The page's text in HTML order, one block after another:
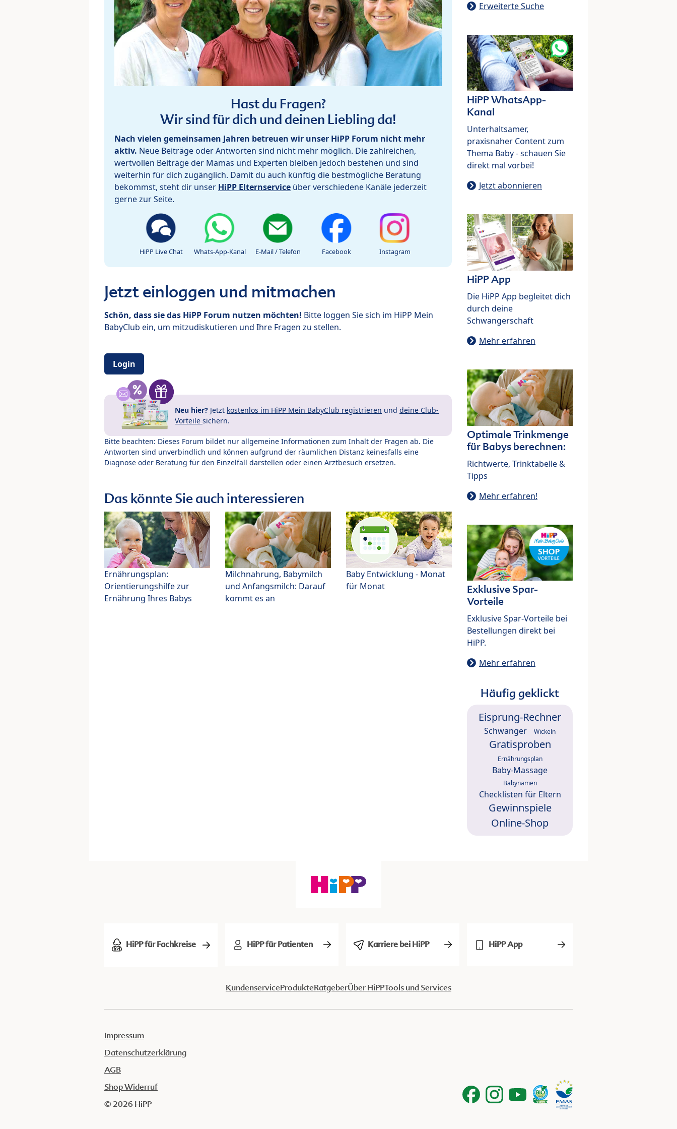
Hast du Fragen?
Wir sind für dich und deinen Liebling da!
Nach vielen gemeinsamen Jahren betreuen wir unser HiPP Forum nicht mehr
aktiv. Neue Beiträge oder Antworten sind nicht mehr möglich. Die zahlreichen,
wertvollen Beiträge der Mamas und Experten bleiben jedoch bestehen und sind
weiterhin für dich zugänglich. Damit du auch künftig die bestmögliche Beratung
bekommst, steht dir unser HiPP Elternservice über verschiedene Kanäle jederzeit
gerne zur Seite.
HiPP Live Chat Whats-App-Kanal E-Mail / Telefon Facebook Instagram
Jetzt einloggen und mitmachen
Schön, dass sie das HiPP Forum nutzen möchten! Bitte loggen Sie sich im HiPP Mein
BabyClub ein, um mitzudiskutieren und Ihre Fragen zu stellen.
Login
Neu hier? Jetzt kostenlos im HiPP Mein BabyClub registrieren und deine Club-
Vorteile sichern.
Bitte beachten: Dieses Forum bildet nur allgemeine Informationen zum Inhalt der Fragen ab. Die
Antworten sind unverbindlich und können aufgrund der räumlichen Distanz keinesfalls eine
Diagnose oder Beratung für den Einzelfall darstellen oder einen Arztbesuch ersetzen.
Das könnte Sie auch interessieren
Ernährungsplan:
Orientierungshilfe zur
Ernährung Ihres Babys
Milchnahrung, Babymilch
und Anfangsmilch: Darauf
kommt es an
Baby Entwicklung - Monat
für Monat
Erweiterte Suche
HiPP WhatsApp-
Kanal
Unterhaltsamer,
praxisnaher Content zum
Thema Baby - schauen Sie
direkt mal vorbei!
Jetzt abonnieren
HiPP App
Die HiPP App begleitet dich
durch deine
Schwangerschaft
Mehr erfahren
Optimale Trinkmenge
für Babys berechnen:
Richtwerte, Trinktabelle &
Tipps
Mehr erfahren!
Exklusive Spar-
Vorteile
Exklusive Spar-Vorteile bei
Bestellungen direkt bei
HiPP.
Mehr erfahren
Häufig geklickt
Eisprung-Rechner
Schwanger Wickeln
Gratisproben
Ernährungsplan
Baby-Massage
Babynamen
Checklisten für Eltern
Gewinnspiele
Online-Shop
HiPP für Fachkreise HiPP für Patienten Karriere bei HiPP HiPP App
KundenserviceProdukteRatgeberÜber HiPPTools und Services
Impressum
Datenschutzerklärung
AGB
Shop Widerruf
© 2026 HiPP